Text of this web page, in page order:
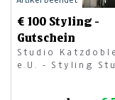
€ 100 Styling -
Gutschein
Studio
e.U. - Styling